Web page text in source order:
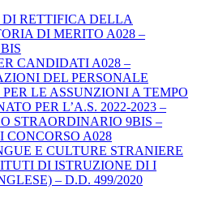
DI RETTIFICA DELLA
DI MERITO A028 –
CANDIDATI A028 –
DEL PERSONALE
LE ASSUNZIONI A TEMPO
PER L’A.S. 2022-2023 –
STRAORDINARIO 9BIS –
CONCORSO A028
E CULTURE STRANIERE
DI ISTRUZIONE DI I
– D.D. 499/2020